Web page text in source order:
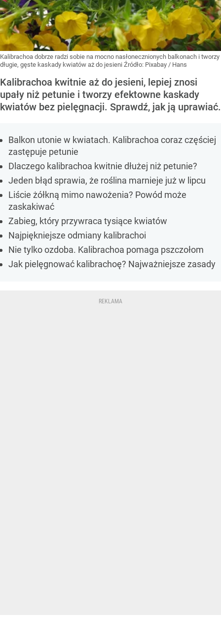
Kalibrachoa dobrze radzi sobie na mocno nasłonecznionych balkonach i tworzy
długie, gęste kaskady kwiatów aż do jesieni Źródło: Pixabay / Hans
Kalibrachoa kwitnie aż do jesieni, lepiej znosi
upały niż petunie i tworzy efektowne kaskady
kwiatów bez pielęgnacji. Sprawdź, jak ją uprawiać.
Balkon utonie w kwiatach. Kalibrachoa coraz częściej
zastępuje petunie
Dlaczego kalibrachoa kwitnie dłużej niż petunie?
Jeden błąd sprawia, że roślina marnieje już w lipcu
Liście żółkną mimo nawożenia? Powód może
zaskakiwać
Zabieg, który przywraca tysiące kwiatów
Najpiękniejsze odmiany kalibrachoi
Nie tylko ozdoba. Kalibrachoa pomaga pszczołom
Jak pielęgnować kalibrachoę? Najważniejsze zasady